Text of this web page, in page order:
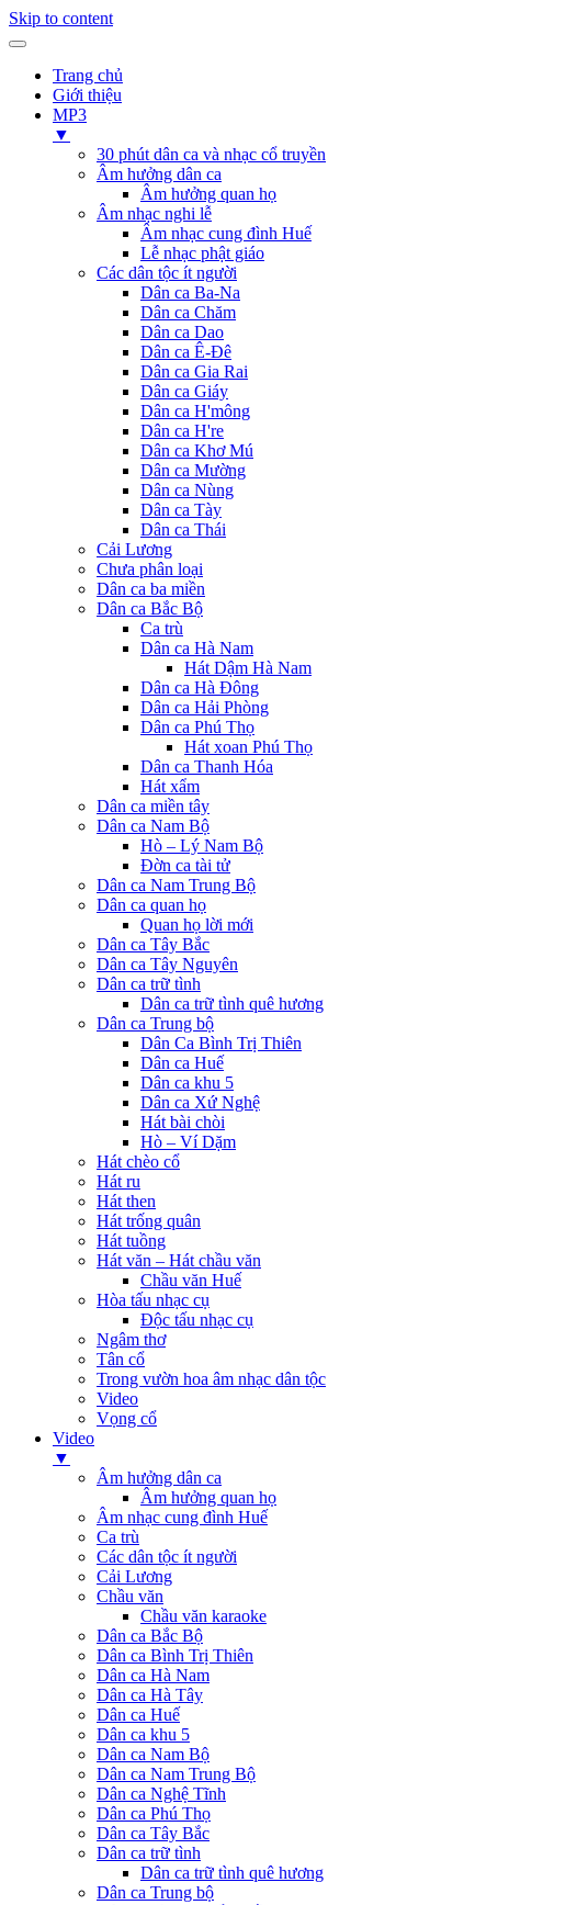
Skip to content
Trang chủ
Giới thiệu
MP3
▼
30 phút dân ca và nhạc cổ truyền
Âm hưởng dân ca
Âm hưởng quan họ
Âm nhạc nghi lễ
Âm nhạc cung đình Huế
Lễ nhạc phật giáo
Các dân tộc ít người
Dân ca Ba-Na
Dân ca Chăm
Dân ca Dao
Dân ca Ê-Đê
Dân ca Gia Rai
Dân ca Giáy
Dân ca H'mông
Dân ca H're
Dân ca Khơ Mú
Dân ca Mường
Dân ca Nùng
Dân ca Tày
Dân ca Thái
Cải Lương
Chưa phân loại
Dân ca ba miền
Dân ca Bắc Bộ
Ca trù
Dân ca Hà Nam
Hát Dậm Hà Nam
Dân ca Hà Đông
Dân ca Hải Phòng
Dân ca Phú Thọ
Hát xoan Phú Thọ
Dân ca Thanh Hóa
Hát xẩm
Dân ca miền tây
Dân ca Nam Bộ
Hò – Lý Nam Bộ
Đờn ca tài tử
Dân ca Nam Trung Bộ
Dân ca quan họ
Quan họ lời mới
Dân ca Tây Bắc
Dân ca Tây Nguyên
Dân ca trữ tình
Dân ca trữ tình quê hương
Dân ca Trung bộ
Dân Ca Bình Trị Thiên
Dân ca Huế
Dân ca khu 5
Dân ca Xứ Nghệ
Hát bài chòi
Hò – Ví Dặm
Hát chèo cổ
Hát ru
Hát then
Hát trống quân
Hát tuồng
Hát văn – Hát chầu văn
Chầu văn Huế
Hòa tấu nhạc cụ
Độc tấu nhạc cụ
Ngâm thơ
Tân cổ
Trong vườn hoa âm nhạc dân tộc
Video
Vọng cổ
Video
▼
Âm hưởng dân ca
Âm hưởng quan họ
Âm nhạc cung đình Huế
Ca trù
Các dân tộc ít người
Cải Lương
Chầu văn
Chầu văn karaoke
Dân ca Bắc Bộ
Dân ca Bình Trị Thiên
Dân ca Hà Nam
Dân ca Hà Tây
Dân ca Huế
Dân ca khu 5
Dân ca Nam Bộ
Dân ca Nam Trung Bộ
Dân ca Nghệ Tĩnh
Dân ca Phú Thọ
Dân ca Tây Bắc
Dân ca trữ tình
Dân ca trữ tình quê hương
Dân ca Trung bộ